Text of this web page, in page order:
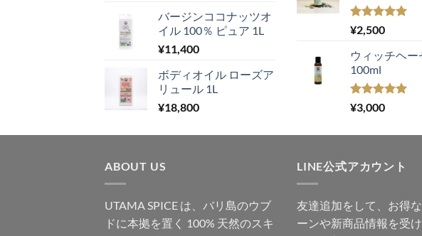
バージンココナッツオ
イル 100％ ピュア 1L
¥11,400
ボディオイル ローズア
リュール 1L
¥18,800
5段階中
5.00
¥2,500
ウィッチヘー
100ml
5段階中
5.00
¥3,000
ABOUT US
UTAMA SPICE は、バリ島のウブ
ドに本拠を置く 100% 天然のスキ
LINE公式アカウント
友達追加をして、お得
ーンや新商品情報を受け